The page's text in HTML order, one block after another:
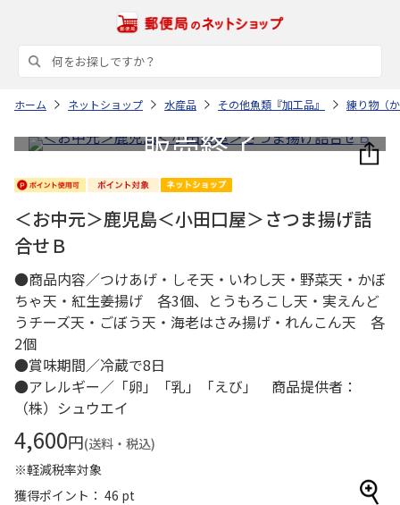
ホーム ネットショップ 水産品 その他魚類『加工品』 練り物（
＜お中元＞鹿児島＜小田口屋＞さつま揚げ詰
合せＢ
●商品内容／つけあげ・しそ天・いわし天・野菜天・かぼ
ちゃ天・紅生姜揚げ 各3個、とうもろこし天・実えんど
うチーズ天・ごぼう天・海老はさみ揚げ・れんこん天 各
2個
●賞味期間／冷蔵で8日
●アレルギー／「卵」「乳」「えび」 商品提供者：
（株）シュウエイ
4,600円(送料・税込)
※軽減税率対象
獲得ポイント： 46 pt